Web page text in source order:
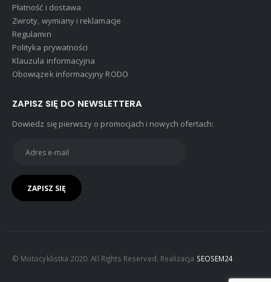
Płatność i dostawa
Zwroty, wymiany i reklamacje
Regulamin
Polityka prywatności
Klauzula informacyjna
Obowiązek informacyjny RODO
ZAPISZ SIĘ DO NEWSLETTERA
Dowiedz się pierwszy o promocjach i nowych ofertach:
© Motocyklistka 2020. All Rights Reserved. Realizacja SEOSEM24